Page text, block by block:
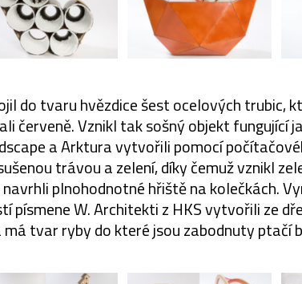
do tvaru hvězdice šest ocelových trubic,
červeně. Vznikl tak sošný objekt fungující
a Arktura vytvořili pomocí
trávou a zelení, díky čemuž vznikl
plnohodnotné hřiště na kolečkách.
písmene W. Architekti z HKS vytvořili ze
tvar ryby do které jsou zabodnuty ptačí